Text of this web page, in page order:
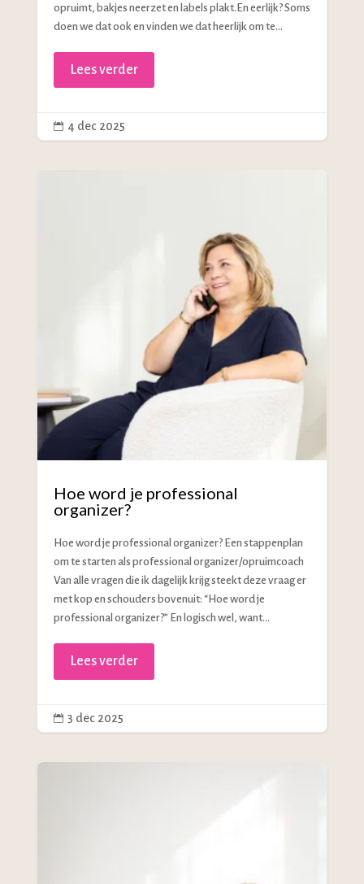
opruimt, bakjes neerzet en labels plakt.En eerlijk? Soms
doen we dat ook en vinden we dat heerlijk om te...
Lees verder
 4 dec 2025
Hoe word je professional
organizer?
Hoe word je professional organizer? Een stappenplan
om te starten als professional organizer/opruimcoach
Van alle vragen die ik dagelijk krijg steekt deze vraag er
met kop en schouders bovenuit: “Hoe word je
professional organizer?” En logisch wel, want...
Lees verder
 3 dec 2025